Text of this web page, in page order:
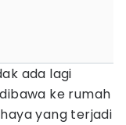
ada lagi
ke rumah
yang terjadi